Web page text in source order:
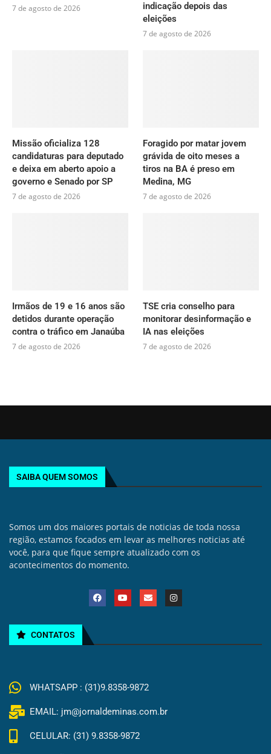
7 de agosto de 2026
indicação depois das
eleições
7 de agosto de 2026
Missão oficializa 128
candidaturas para deputado
e deixa em aberto apoio a
governo e Senado por SP
7 de agosto de 2026
Foragido por matar jovem
grávida de oito meses a
tiros na BA é preso em
Medina, MG
7 de agosto de 2026
Irmãos de 19 e 16 anos são
detidos durante operação
contra o tráfico em Janaúba
7 de agosto de 2026
TSE cria conselho para
monitorar desinformação e
IA nas eleições
7 de agosto de 2026
SAIBA QUEM SOMOS
Somos um dos maiores portais de noticias de toda nossa
região, estamos focados em levar as melhores noticias até
você, para que fique sempre atualizado com os
acontecimentos do momento.
CONTATOS
WHATSAPP : (31)9.8358-9872
EMAIL: jm@jornaldeminas.com.br
CELULAR: (31) 9.8358-9872